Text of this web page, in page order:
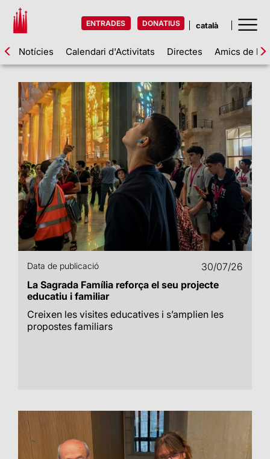
ENTRADES DONATIUS
Notícies Calendari d'Activitats Directes Amics de la
Data de publicació
30/07/26
La Sagrada Família reforça el seu projecte
educatiu i familiar
Creixen les visites educatives i s’amplien les
propostes familiars